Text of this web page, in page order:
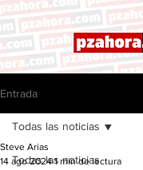
Entrada
Todas las noticias
Todas las noticias
Steve Arias
14 ago 2024 1 min de lectura